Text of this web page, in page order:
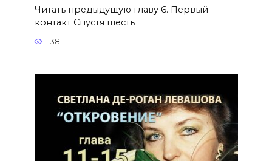
Читать предыдущую главу 6. Первый
контакт Спустя шесть
138